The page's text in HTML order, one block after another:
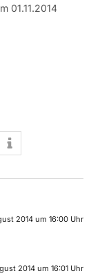
01.11.2014
2014 um 16:00 Uhr
2014 um 16:01 Uhr